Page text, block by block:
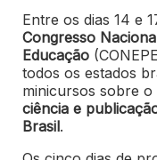
Entre os dias 14 e
Congresso
Educação
todos os estados
minicursos sobre o
ciência e
Brasil.